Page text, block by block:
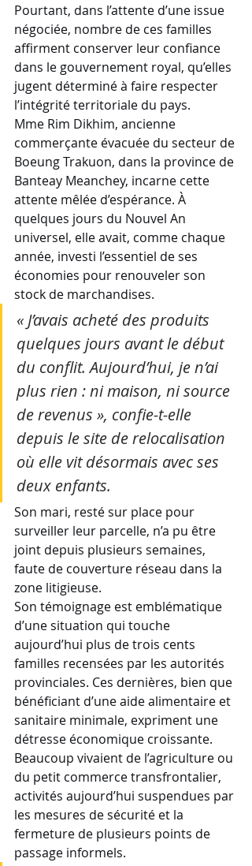
Pourtant, dans l’attente d’une issue
négociée, nombre de ces familles
affirment conserver leur confiance
dans le gouvernement royal, qu’elles
jugent déterminé à faire respecter
l’intégrité territoriale du pays.
Mme Rim Dikhim, ancienne
commerçante évacuée du secteur de
Boeung Trakuon, dans la province de
Banteay Meanchey, incarne cette
attente mêlée d’espérance. À
quelques jours du Nouvel An
universel, elle avait, comme chaque
année, investi l’essentiel de ses
économies pour renouveler son
stock de marchandises.
« J’avais acheté des produits
quelques jours avant le début
du conflit. Aujourd’hui, je n’ai
plus rien : ni maison, ni source
de revenus », confie-t-elle
depuis le site de relocalisation
où elle vit désormais avec ses
deux enfants.
Son mari, resté sur place pour
surveiller leur parcelle, n’a pu être
joint depuis plusieurs semaines,
faute de couverture réseau dans la
zone litigieuse.
Son témoignage est emblématique
d’une situation qui touche
aujourd’hui plus de trois cents
familles recensées par les autorités
provinciales. Ces dernières, bien que
bénéficiant d’une aide alimentaire et
sanitaire minimale, expriment une
détresse économique croissante.
Beaucoup vivaient de l’agriculture ou
du petit commerce transfrontalier,
activités aujourd’hui suspendues par
les mesures de sécurité et la
fermeture de plusieurs points de
passage informels.